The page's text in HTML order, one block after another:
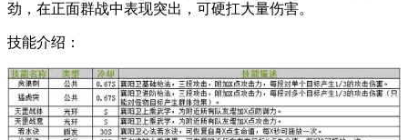
劲，在正面群战中表现突出，可硬扛大量伤害。
技能介绍：